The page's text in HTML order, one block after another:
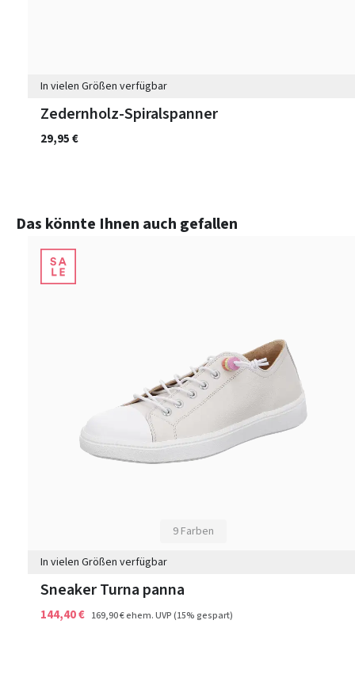
In vielen Größen verfügbar
Zedernholz-Spiralspanner
29,95 €
Produktgalerie überspringen
Das könnte Ihnen auch gefallen
9 Farben
In vielen Größen verfügbar
Sneaker Turna panna
144,40 € 169,90 €ehem. UVP(15% gespart)